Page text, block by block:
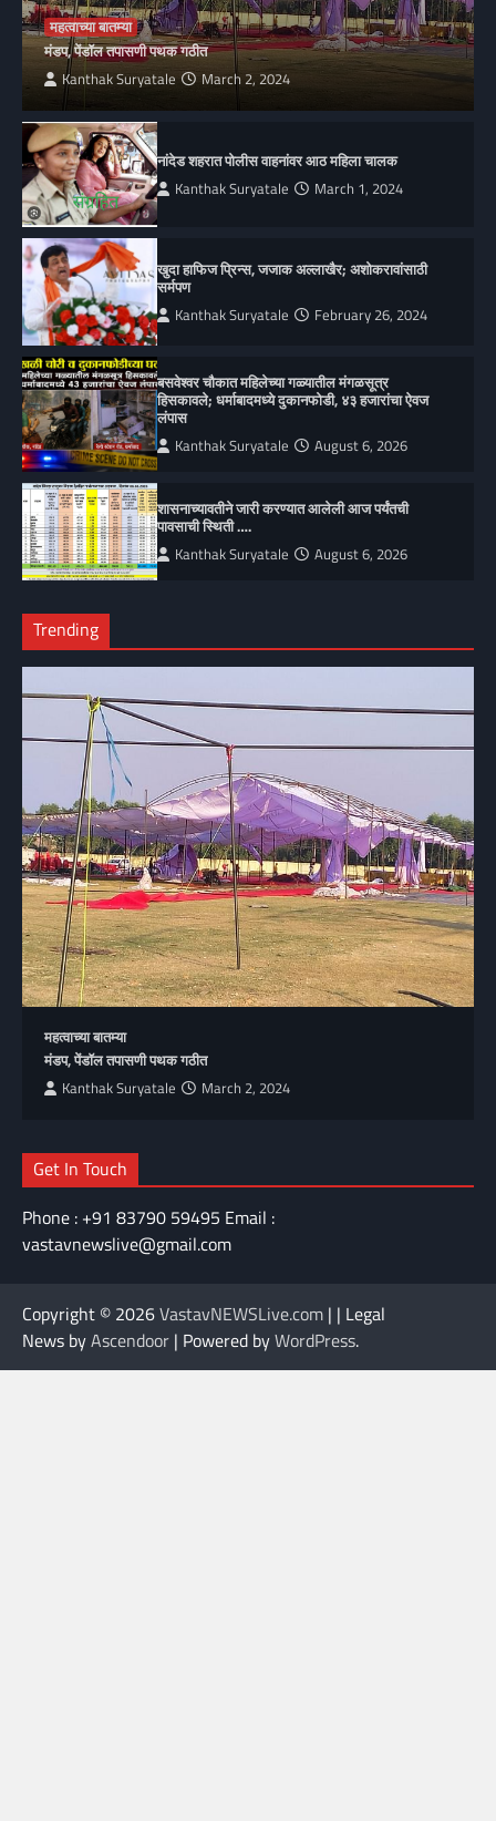
महत्वाच्या बातम्या
मंडप, पेंडॉल तपासणी पथक गठीत
Kanthak Suryatale March 2, 2024
नांदेड शहरात पोलीस वाहनांवर आठ महिला चालक
Kanthak Suryatale March 1, 2024
खुदा हाफिज प्रिन्स, जजाक अल्लाखैर; अशोकरावांसाठी
सर्मपण
Kanthak Suryatale February 26, 2024
बसवेश्वर चौकात महिलेच्या गळ्यातील मंगळसूत्र
हिसकावले; धर्माबादमध्ये दुकानफोडी, ४३ हजारांचा ऐवज
लंपास
Kanthak Suryatale August 6, 2026
शासनाच्यावतीने जारी करण्यात आलेली आज पर्यंतची
पावसाची स्थिती ….
Kanthak Suryatale August 6, 2026
Trending
महत्वाच्या बातम्या
मंडप, पेंडॉल तपासणी पथक गठीत
Kanthak Suryatale March 2, 2024
Get In Touch
Phone : +91 83790 59495 Email :
vastavnewslive@gmail.com
Copyright © 2026VastavNEWSLive.com | | Legal
News byAscendoor | Powered byWordPress.